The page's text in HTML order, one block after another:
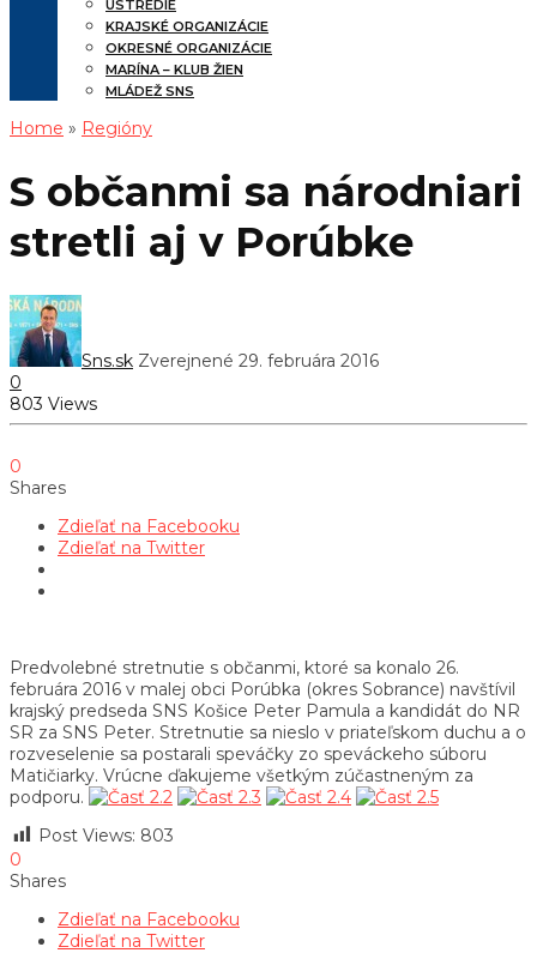
ÚSTREDIE
KRAJSKÉ ORGANIZÁCIE
OKRESNÉ ORGANIZÁCIE
MARÍNA – KLUB ŽIEN
MLÁDEŽ SNS
Home » Regióny
S občanmi sa národniari
stretli aj v Porúbke
Sns.sk Zverejnené 29. februára 2016
0
803 Views
0
Shares
Zdieľať na Facebooku
Zdieľať na Twitter
Predvolebné stretnutie s občanmi, ktoré sa konalo 26.
februára 2016 v malej obci Porúbka (okres Sobrance) navštívil
krajský predseda SNS Košice Peter Pamula a kandidát do NR
SR za SNS Peter. Stretnutie sa nieslo v priateľskom duchu a o
rozveselenie sa postarali speváčky zo speváckeho súboru
Matičiarky. Vrúcne ďakujeme všetkým zúčastneným za
podporu.
Post Views: 803
0
Shares
Zdieľať na Facebooku
Zdieľať na Twitter